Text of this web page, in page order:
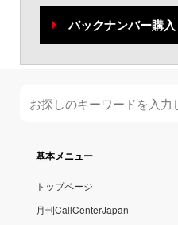
バックナンバー購入
基本メニュー
トップページ
月刊CallCenterJapan